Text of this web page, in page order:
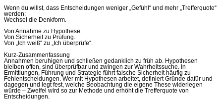
Wenn du willst, dass Entscheidungen weniger „Gefühl“ und mehr „Trefferquote“
werden:
Wechsel die Denkform.
Von Annahme zu Hypothese.
Von Sicherheit zu Prüfung.
Von „Ich weiß“ zu „Ich überprüfe“.
Kurz-Zusammenfassung
Annahmen beruhigen und schließen gedanklich zu früh ab. Hypothesen
bleiben offen, sind überprüfbar und zwingen zur Wahrheitssuche. In
Ermittlungen, Führung und Strategie führt falsche Sicherheit häufig zu
Fehlentscheidungen. Wer mit Hypothesen arbeitet, definiert Gründe dafür und
dagegen und legt fest, welche Beobachtung die eigene These widerlegen
würde – Zweifel wird so zur Methode und erhöht die Trefferquote von
Entscheidungen.